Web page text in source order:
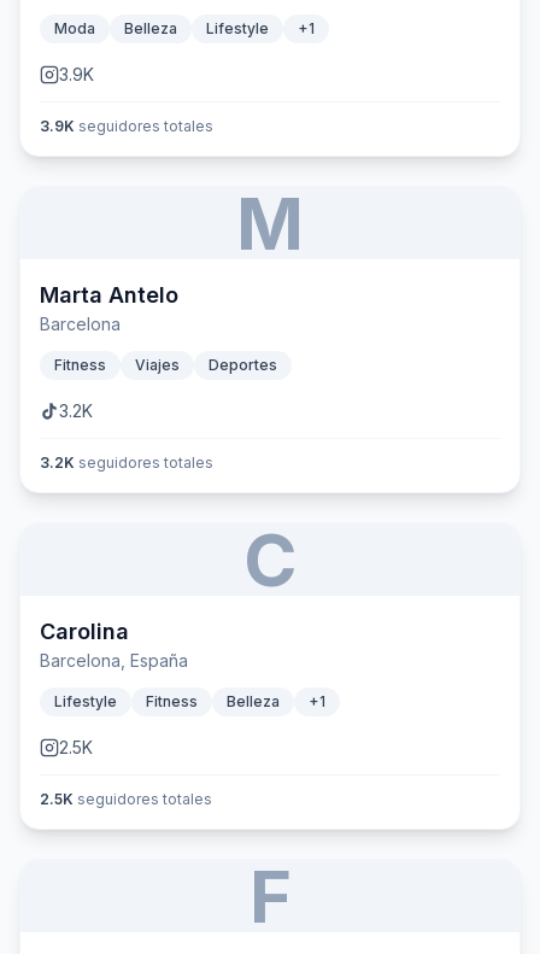
Moda Belleza Lifestyle +1
3.9K
3.9K seguidores totales
M
Marta Antelo
Barcelona
Fitness Viajes Deportes
3.2K
3.2K seguidores totales
C
Carolina
Barcelona, España
Lifestyle Fitness Belleza +1
2.5K
2.5K seguidores totales
F